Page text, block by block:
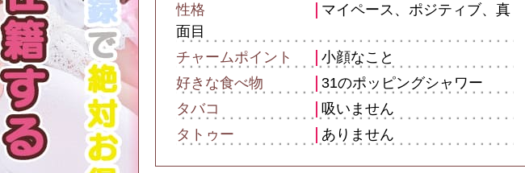
性格
マイペース、ポジティブ、真
面目
チャームポイント
小顔なこと
好きな食べ物
31のポッピングシャワー
タバコ
吸いません
タトゥー
ありません